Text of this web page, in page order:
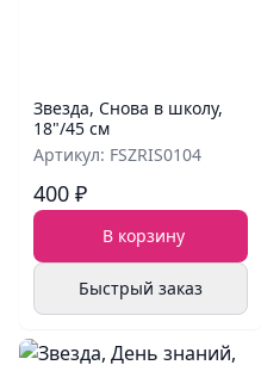
Звезда, Снова в школу,
18"/45 см
Артикул: FSZRIS0104
400 ₽
В корзину
Быстрый заказ